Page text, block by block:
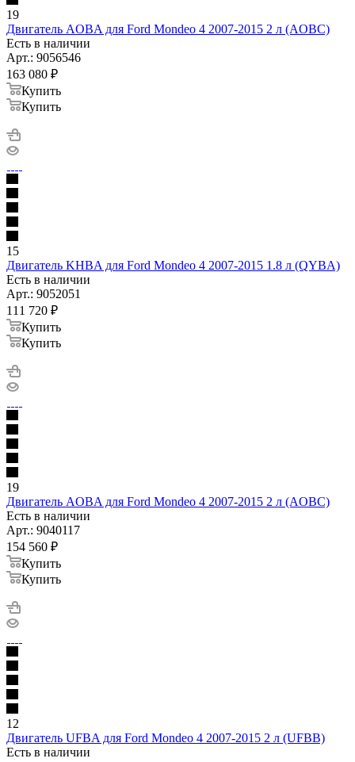
19
Двигатель AOBA для Ford Mondeo 4 2007-2015 2 л (AOBC)
Есть в наличии
Арт.: 9056546
163 080 ₽
Купить
Купить
15
Двигатель KHBA для Ford Mondeo 4 2007-2015 1.8 л (QYBA)
Есть в наличии
Арт.: 9052051
111 720 ₽
Купить
Купить
19
Двигатель AOBA для Ford Mondeo 4 2007-2015 2 л (AOBC)
Есть в наличии
Арт.: 9040117
154 560 ₽
Купить
Купить
12
Двигатель UFBA для Ford Mondeo 4 2007-2015 2 л (UFBB)
Есть в наличии